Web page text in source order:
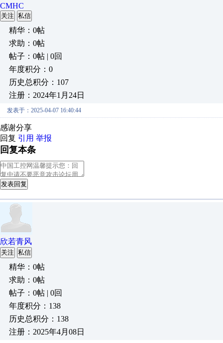
CMHC
关注 私信
精华：0帖
求助：0帖
帖子：0帖 | 0回
年度积分：0
历史总积分：107
注册：2024年1月24日
发表于：2025-04-07 16:40:44
感谢分享
回复 引用 举报
回复本条
发表回复
欣若青风
关注 私信
精华：0帖
求助：0帖
帖子：0帖 | 0回
年度积分：138
历史总积分：138
注册：2025年4月08日